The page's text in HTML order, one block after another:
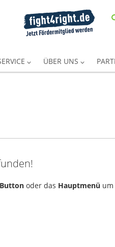
ÜBER UNS
oder das Hauptmenü